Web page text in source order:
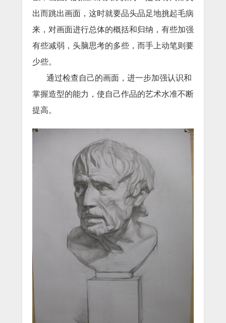
出而跳出画面，这时就要品头品足地挑起毛病
来，对画面进行总体的概括和归纳，有些加强
有些减弱，头脑思考的多些，而手上动笔则要
少些。
通过检查自己的画面，进一步加强认识和
掌握造型的能力，使自己作品的艺术水准不断
提高。